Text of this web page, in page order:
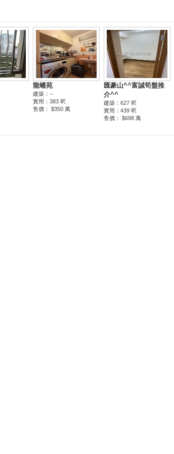
龍蟠苑
建築：--
實用：383 呎
售價： $350 萬
匯豪山^^富誠筍盤推
介^^
建築：627 呎
實用：439 呎
售價： $698 萬